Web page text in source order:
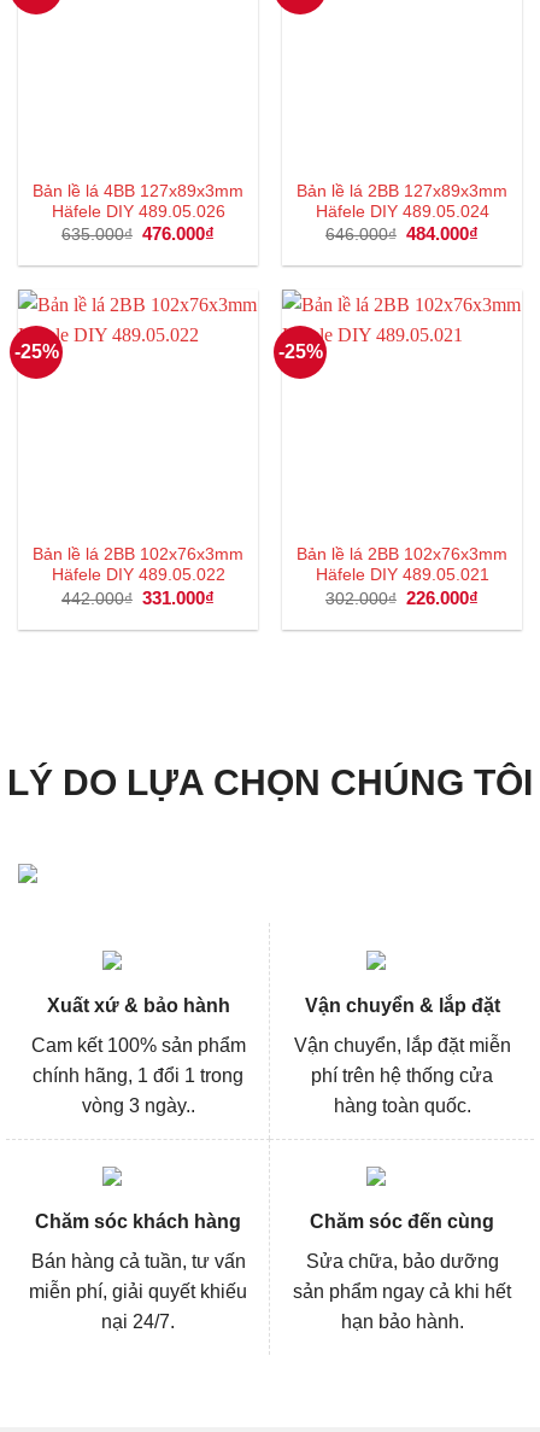
Bản lề lá 4BB 127x89x3mm
Häfele DIY 489.05.026
635.000₫ Giá
là:
476.000₫
tại
476.000₫.
Bản lề lá 2BB 127x89x3mm
Häfele DIY 489.05.024
646.000₫ Giá
là:
484.000₫
tại
-25%
Bản lề lá 2BB 102x76x3mm
Häfele DIY 489.05.022
442.000₫ Giá
là:
331.000₫
tại
-25%
Bản lề lá 2BB 102x76x3mm
Häfele DIY 489.05.021
302.000₫ Giá
là:
226.000₫
tại
LÝ DO LỰA CHỌN CHÚNG TÔI
Xuất xứ & bảo hành
Cam kết 100% sản phẩm
chính hãng, 1 đổi 1 trong
vòng 3 ngày..
Vận chuyển & lắp đặt
Vận chuyển, lắp đặt miễn
phí trên hệ thống cửa
hàng toàn quốc.
Chăm sóc khách hàng
Bán hàng cả tuần, tư vấn
miễn phí, giải quyết khiếu
nại 24/7.
Chăm sóc đến cùng
Sửa chữa, bảo dưỡng
sản phẩm ngay cả khi hết
hạn bảo hành.